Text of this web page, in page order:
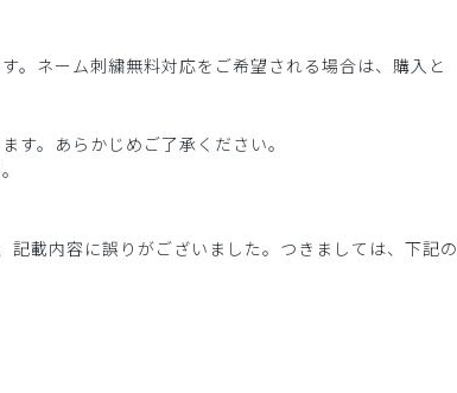
。ネーム刺繍無料対応をご希望される場合は、購入と
す。あらかじめご了承ください。
記載内容に誤りがございました。つきましては、下記の